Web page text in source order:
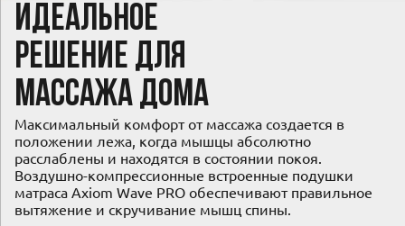
Идеальное
решение для
массажа дома
Максимальный комфорт от массажа создается в
положении лежа, когда мышцы абсолютно
расслаблены и находятся в состоянии покоя.
Воздушно-компрессионные встроенные подушки
матраса Axiom Wave PRO обеспечивают правильное
вытяжение и скручивание мышц спины.